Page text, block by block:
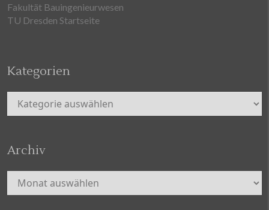
Fakultät Bauingenieurwesen
TU Dresden Startseite
Kategorien
Kategorien
Archiv
Archiv